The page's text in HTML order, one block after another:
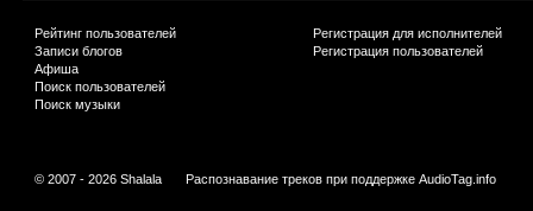
Рейтинг пользователей
Записи блогов
Афиша
Поиск пользователей
Поиск музыки
Регистрация для исполнителей
Регистрация пользователей
© 2007 - 2026 Shalala Распознавание треков при поддержке AudioTag.info